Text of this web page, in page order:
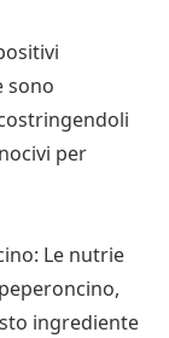
sono
per
Le nutrie
ingrediente